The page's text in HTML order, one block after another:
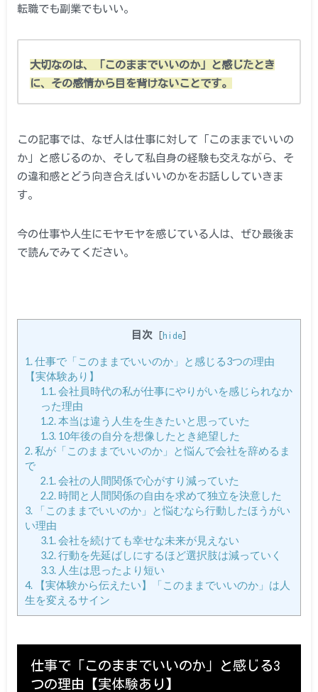
転職でも副業でもいい。
大切なのは、「このままでいいのか」と感じたとき
に、その感情から目を背けないことです。
この記事では、なぜ人は仕事に対して「このままでいいの
か」と感じるのか、そして私自身の経験も交えながら、そ
の違和感とどう向き合えばいいのかをお話ししていきま
す。
今の仕事や人生にモヤモヤを感じている人は、ぜひ最後ま
で読んでみてください。
目次 [hide]
1.仕事で「このままでいいのか」と感じる3つの理由
【実体験あり】
1.1.会社員時代の私が仕事にやりがいを感じられなか
った理由
1.2.本当は違う人生を生きたいと思っていた
1.3.10年後の自分を想像したとき絶望した
2.私が「このままでいいのか」と悩んで会社を辞めるま
で
2.1.会社の人間関係で心がすり減っていた
2.2.時間と人間関係の自由を求めて独立を決意した
3.「このままでいいのか」と悩むなら行動したほうがい
い理由
3.1.会社を続けても幸せな未来が見えない
3.2.行動を先延ばしにするほど選択肢は減っていく
3.3.人生は思ったより短い
4.【実体験から伝えたい】「このままでいいのか」は人
生を変えるサイン
仕事で「このままでいいのか」と感じる3
つの理由【実体験あり】